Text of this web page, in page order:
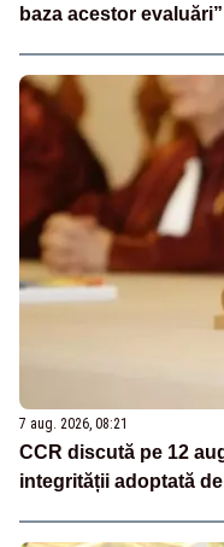
baza acestor evaluări”
7 aug. 2026, 08:21
CCR discută pe 12
integrității adoptată